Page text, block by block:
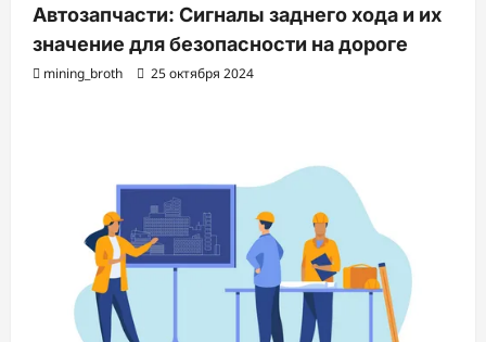
Автозапчасти: Сигналы заднего хода и их
значение для безопасности на дороге
mining_broth 25 октября 2024